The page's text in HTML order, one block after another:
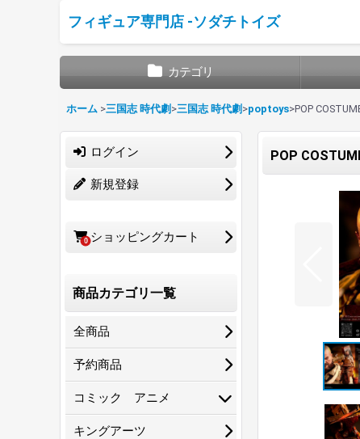
フィギュア専門店 -ソダチトイズ
カテゴリ
ホーム >三国志 時代劇 >三国志 時代劇 >poptoys>POP
ログイン
新規登録
0 ショッピングカート
商品カテゴリ一覧
全商品
予約商品
コミック アニメ
キングアーツ
POP